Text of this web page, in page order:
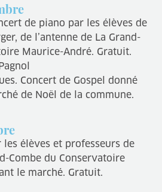
de piano par les élèves de
de l’antenne de La Grand-
Maurice-André. Gratuit.
Concert de Gospel donné
de Noël de la commune.
les élèves et professeurs de
Combe du Conservatoire
le marché. Gratuit.